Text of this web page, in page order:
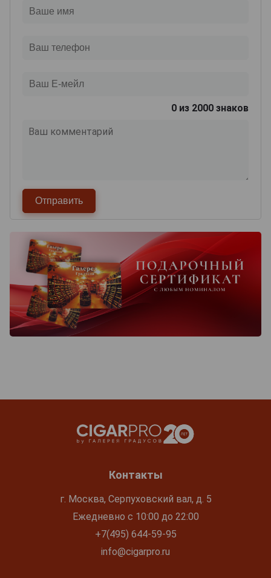
0 из 2000 знаков
Контакты
г. Москва, Серпуховский вал, д. 5
Ежедневно с 10:00 до 22:00
+7(495) 644-59-95
info@cigarpro.ru